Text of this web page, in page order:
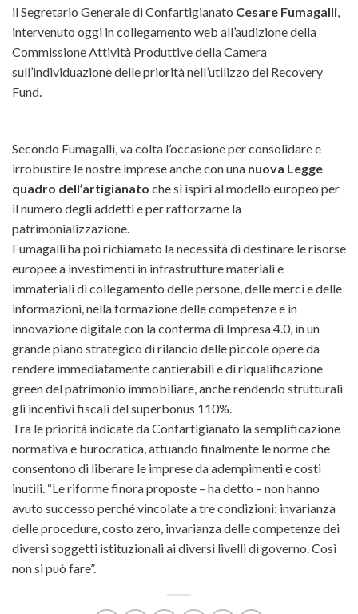
il Segretario Generale di Confartigianato Cesare Fumagalli
intervenuto oggi in collegamento web all’audizione della
Commissione Attività Produttive della Camera
sull’individuazione delle priorità nell’utilizzo del Recovery
Fund.
Secondo Fumagalli, va colta l’occasione per consolidare e
irrobustire le nostre imprese anche con una nuova Legge
quadro dell’artigianato che si ispiri al modello europeo per
il numero degli addetti e per rafforzarne la
patrimonializzazione.
Fumagalli ha poi richiamato la necessità di destinare le risorse
europee a investimenti in infrastrutture materiali e
immateriali di collegamento delle persone, delle merci e delle
informazioni, nella formazione delle competenze e in
innovazione digitale con la conferma di Impresa 4.0, in un
grande piano strategico di rilancio delle piccole opere da
rendere immediatamente cantierabili e di riqualificazione
green del patrimonio immobiliare, anche rendendo strutturali
gli incentivi fiscali del superbonus 110%.
Tra le priorità indicate da Confartigianato la semplificazione
normativa e burocratica, attuando finalmente le norme che
consentono di liberare le imprese da adempimenti e costi
inutili. “Le riforme finora proposte – ha detto – non hanno
avuto successo perché vincolate a tre condizioni: invarianza
delle procedure, costo zero, invarianza delle competenze dei
diversi soggetti istituzionali ai diversi livelli di governo. Così
non si può fare”.